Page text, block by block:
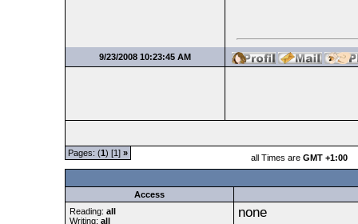
9/23/2008 10:23:45 AM
Pages: (1) [1] » all Times are GMT +1:00
Access
Reading: all
Writing: all
none